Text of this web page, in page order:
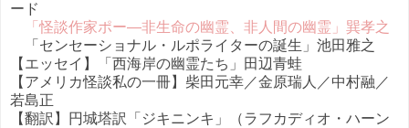
ード
「怪談作家ポー—非生命の幽霊、非人間の幽霊」巽孝之
「センセーショナル・ルポライターの誕生」池田雅之
【エッセイ】「西海岸の幽霊たち」田辺青蛙
【アメリカ怪談私の一冊】柴田元幸／金原瑞人／中村融／
若島正
【翻訳】円城塔訳「ジキニンキ」（ラフカディオ・ハーン